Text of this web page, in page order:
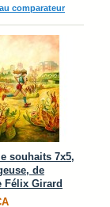
comparateur
souhaits 7x5,
de
Félix Girard